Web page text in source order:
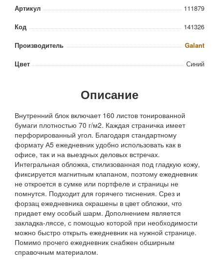
Артикул
111879
Код
141326
Производитель
Galant
Цвет
Синий
Описание
Внутренний блок включает 160 листов тонированной
бумаги плотностью 70 г/м2. Каждая страничка имеет
перфорированный угол. Благодаря стандартному
формату А5 ежедневник удобно использовать как в
офисе, так и на выездных деловых встречах.
Интегральная обложка, стилизованная под гладкую кожу,
фиксируется магнитным клапаном, поэтому ежедневник
не откроется в сумке или портфеле и страницы не
помнутся. Подходит для горячего тиснения. Срез и
форзац ежедневника окрашены в цвет обложки, что
придает ему особый шарм. Дополнением является
закладка-ляссе, с помощью которой при необходимости
можно быстро открыть ежедневник на нужной странице.
Помимо прочего ежедневник снабжен обширным
справочным материалом.